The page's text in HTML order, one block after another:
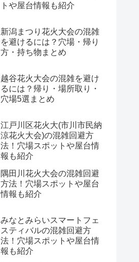
トや屋台情報も紹介
新潟まつり花火大会の混雑
を避けるには？穴場・帰り
方・持ち物まとめ
越谷花火大会の混雑を避け
るには？帰り・場所取り・
穴場5選まとめ
江戸川区花火大(市川市民納
涼花火大会)の混雑回避方
法！穴場スポットや屋台情
報も紹介
隅田川花火大会の混雑回避
方法！穴場スポットや屋台
情報も紹介
みなとみらいスマートフェ
スティバルの混雑回避方
法！穴場スポットや屋台情
報も紹介